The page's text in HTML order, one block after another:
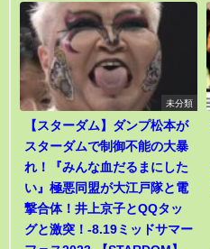
未分類
【スターダム】ダンプ松本が
スターダムで制御不能の大暴
れ！『みんな血だるまにした
い』極悪同盟が大江戸隊と電
撃合体！井上京子とQQタッ
グと激突！-8.19ミッドサマー